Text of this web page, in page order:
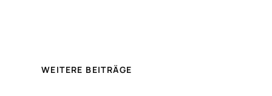
WEITERE BEITRÄGE